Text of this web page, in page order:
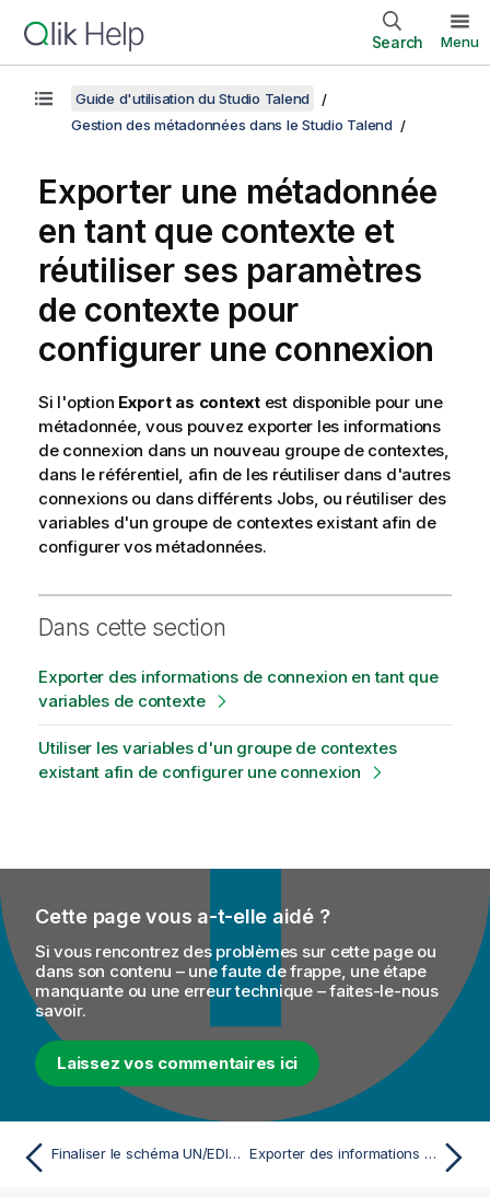
Search Menu
Guide d'utilisation du Studio Talend
Gestion des métadonnées dans le Studio Talend
Exporter une métadonnée
en tant que contexte et
réutiliser ses paramètres
de contexte pour
configurer une connexion
Si l'option Export as contextest disponible pour une
métadonnée, vous pouvez exporter les informations
de connexion dans un nouveau groupe de contextes,
dans le référentiel, afin de les réutiliser dans d'autres
connexions ou dans différents Jobs, ou réutiliser des
variables d'un groupe de contextes existant afin de
configurer vos métadonnées.
Dans cette section
Exporter des informations de connexion en tant que
variables de contexte
Utiliser les variables d'un groupe de contextes
existant afin de configurer une connexion
Cette page vous a-t-elle aidé ?
Si vous rencontrez des problèmes sur cette page ou
dans son contenu – une faute de frappe, une étape
manquante ou une erreur technique – faites-le-nous
savoir.
Laissez vos commentaires ici
Finaliser le schéma UN/EDIFACT final Exporter des informations de connexion en tant que variables de contexte